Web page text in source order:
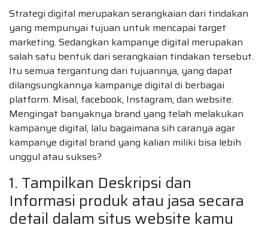
Strategi digital merupakan serangkaian dari tindakan
yang mempunyai tujuan untuk mencapai target
marketing. Sedangkan kampanye digital merupakan
salah satu bentuk dari serangkaian tindakan tersebut.
Itu semua tergantung dari tujuannya, yang dapat
dilangsungkannya kampanye digital di berbagai
platform. Misal, facebook, Instagram, dan website.
Mengingat banyaknya brand yang telah melakukan
kampanye digital, lalu bagaimana sih caranya agar
kampanye digital brand yang kalian miliki bisa lebih
unggul atau sukses?
1. Tampilkan Deskripsi dan
Informasi produk atau jasa secara
detail dalam situs website kamu